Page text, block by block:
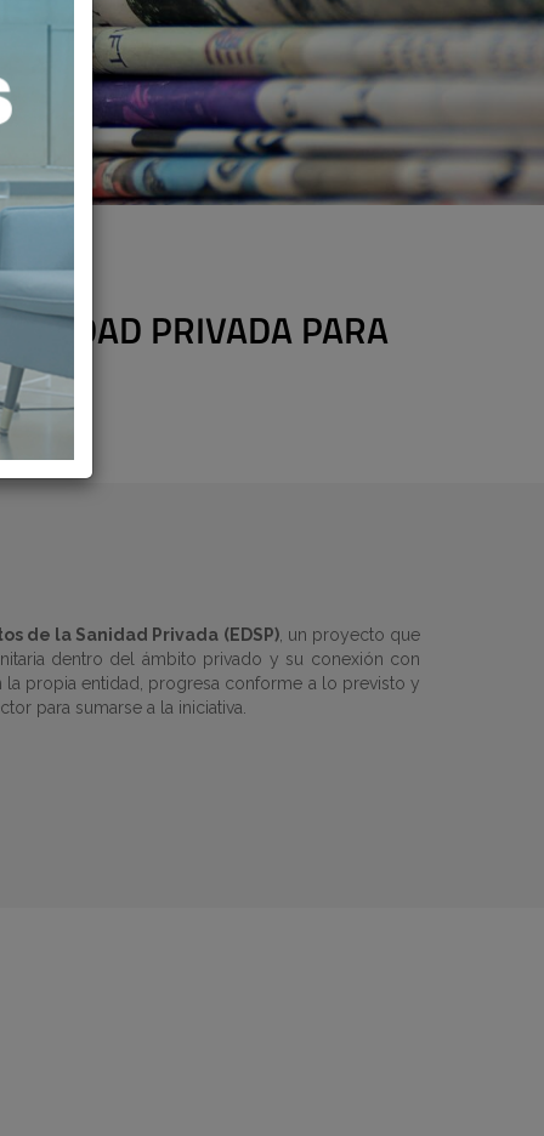
PRIVADA PARA
de la Sanidad Privada (EDSP), un proyecto que
dentro del ámbito privado y su conexión con
propia entidad, progresa conforme a lo previsto y
para sumarse a la iniciativa.